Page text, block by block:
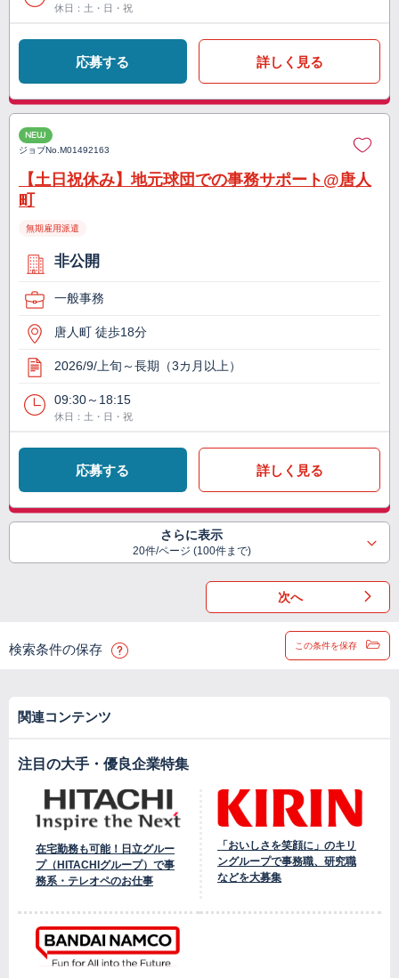
休日：土・日・祝
応募する 詳しく見る
NEW
ジョブNo.M01492163
【土日祝休み】地元球団での事務サポート@唐人
町
無期雇用派遣
非公開
一般事務
唐人町 徒歩18分
2026/9/上旬～長期（3カ月以上）
09:30～18:15
休日：土・日・祝
応募する 詳しく見る
さらに表示
20件/ページ (100件まで)
次へ
検索条件の保存 この条件を保存
関連コンテンツ
注目の大手・優良企業特集
在宅勤務も可能！日立グルー
プ（HITACHIグループ）で事
務系・テレオペのお仕事
「おいしさを笑顔に」のキリ
ングループで事務職、研究職
などを大募集